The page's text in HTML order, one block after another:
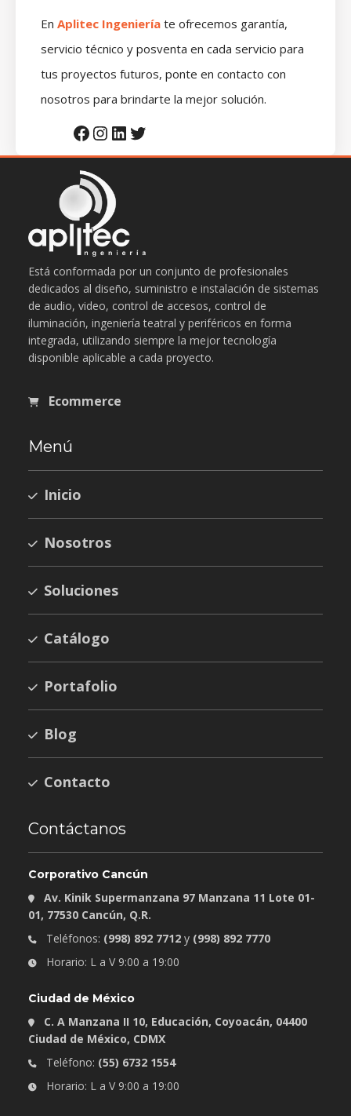
En Aplitec Ingeniería te ofrecemos garantía,
servicio técnico y posventa en cada servicio para
tus proyectos futuros, ponte en contacto con
nosotros para brindarte la mejor solución.
Facebook
Instagram
LinkedIn
Twitter
Está conformada por un conjunto de profesionales
dedicados al diseño, suministro e instalación de sistemas
de audio, video, control de accesos, control de
iluminación, ingeniería teatral y periféricos en forma
integrada, utilizando siempre la mejor tecnología
disponible aplicable a cada proyecto.
Ecommerce
Menú
Inicio
Nosotros
Soluciones
Catálogo
Portafolio
Blog
Contacto
Contáctanos
Corporativo Cancún
Av. Kinik Supermanzana 97 Manzana 11 Lote 01-
01, 77530 Cancún, Q.R.
Teléfonos: (998) 892 7712 y (998) 892 7770
Horario: L a V 9:00 a 19:00
Ciudad de México
C. A Manzana II 10, Educación, Coyoacán, 04400
Ciudad de México, CDMX
Teléfono: (55) 6732 1554
Horario: L a V 9:00 a 19:00